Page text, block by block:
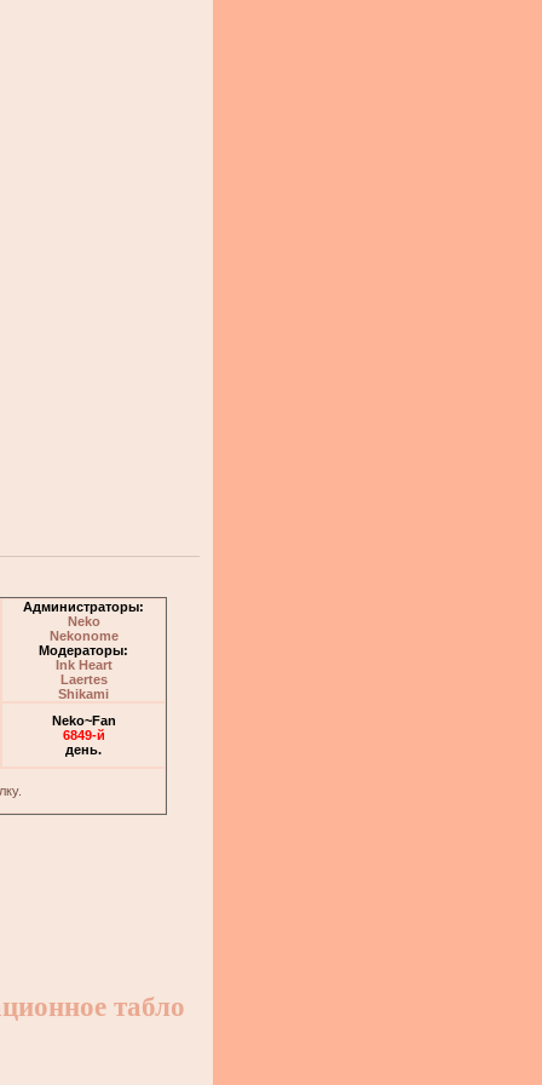
Администраторы:
Neko
Nekonome
Модераторы:
Ink Heart
Laertes
Shikami
Neko~Fan
6849-й
день.
табло